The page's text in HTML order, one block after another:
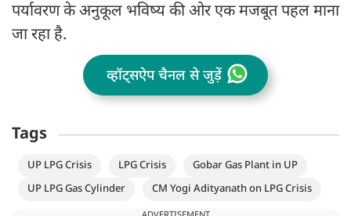
पर्यावरण के अनुकूल भविष्य की ओर एक मजबूत पहल माना
जा रहा है.
व्हॉट्सऐप चैनल से जुड़ें
Tags
UP LPG Crisis LPG Crisis
Gobar Gas Plant in UP
UP LPG Gas Cylinder
CM Yogi Adityanath on LPG Crisis